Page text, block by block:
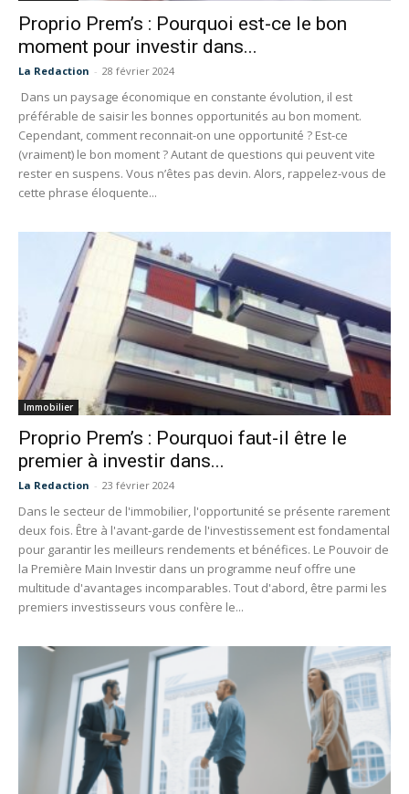
Proprio Prem’s : Pourquoi est-ce le bon
moment pour investir dans...
La Redaction - 28 février 2024
Dans un paysage économique en constante évolution, il est
préférable de saisir les bonnes opportunités au bon moment.
Cependant, comment reconnait-on une opportunité ? Est-ce
(vraiment) le bon moment ? Autant de questions qui peuvent vite
rester en suspens. Vous n’êtes pas devin. Alors, rappelez-vous de
cette phrase éloquente...
Immobilier
Proprio Prem’s : Pourquoi faut-il être le
premier à investir dans...
La Redaction - 23 février 2024
Dans le secteur de l'immobilier, l'opportunité se présente rarement
deux fois. Être à l'avant-garde de l'investissement est fondamental
pour garantir les meilleurs rendements et bénéfices. Le Pouvoir de
la Première Main Investir dans un programme neuf offre une
multitude d'avantages incomparables. Tout d'abord, être parmi les
premiers investisseurs vous confère le...